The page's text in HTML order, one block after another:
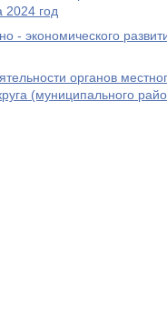
2024 год
- экономического
органов
(муниципального